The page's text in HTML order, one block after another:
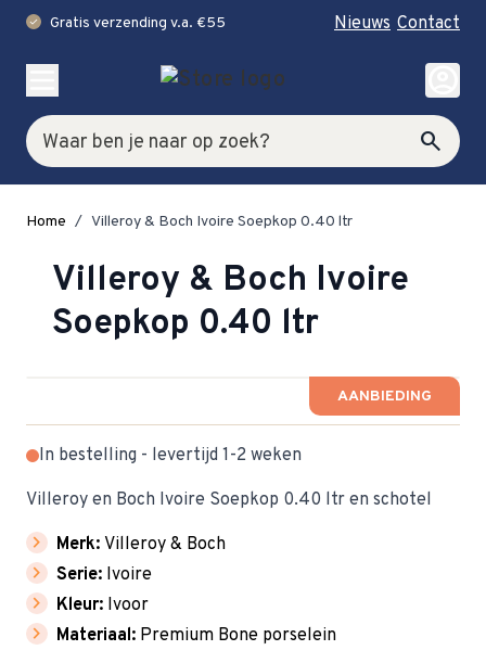
check Gratis verzending v.a. €55 Nieuws Contact
Zoek search
account_circle
Home / Villeroy & Boch Ivoire Soepkop 0.40 ltr
Villeroy & Boch Ivoire
Soepkop 0.40 ltr
AANBIEDING
In bestelling - levertijd 1-2 weken
Villeroy en Boch Ivoire Soepkop 0.40 ltr en schotel
chevron_right Merk: Villeroy & Boch
chevron_right Serie: Ivoire
chevron_right Kleur: Ivoor
chevron_right Materiaal: Premium Bone porselein